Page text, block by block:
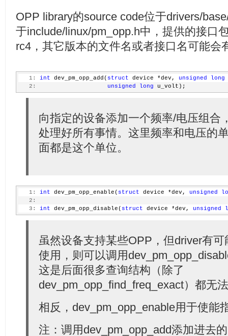
OPP library的source code位于drivers/
于include/linux/pm_opp.h中，提供的接口
rc4，其它版本的文件名或者接口名可能会
   1:
int dev_pm_opp_add( struct device *dev, unsigned long
   2:
unsigned long u_volt);
向指定的设备添加一个频率/电压组合
处理好所有事情。这里频率和电压的
面都是这个单位。
   1:
int dev_pm_opp_enable( struct device *dev, unsigned
   2:
   3:
int dev_pm_opp_disable( struct device *dev, unsigned
虽然设备支持某些OPP，但driver有
使用，则可以调用
这是后面很多查询结构（除了
dev_pm_opp_find_freq_exact）都无
相反，dev_pm_opp_enable用于使能
注：调用dev_pm_opp_add添加进去